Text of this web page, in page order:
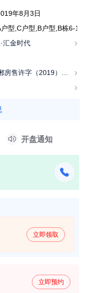
年8月3日
型,C户型,B户型,B栋6-11
汇金时代
售许字（2019）第
开盘通知
立即领取
立即预约